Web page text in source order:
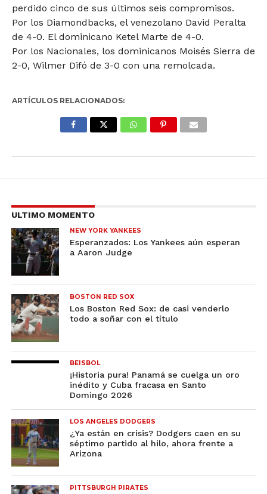
perdido cinco de sus últimos seis compromisos.
Por los Diamondbacks, el venezolano David Peralta
de 4-0. El dominicano Ketel Marte de 4-0.
Por los Nacionales, los dominicanos Moisés Sierra de
2-0, Wilmer Difó de 3-0 con una remolcada.
ARTÍCULOS RELACIONADOS:
ULTIMO MOMENTO
NEW YORK YANKEES
Esperanzados: Los Yankees aún esperan
a Aaron Judge
BOSTON RED SOX
Los Boston Red Sox: de casi venderlo
todo a soñar con el título
BEISBOL
¡Historia pura! Panamá se cuelga un oro
inédito y Cuba fracasa en Santo
Domingo 2026
LOS ANGELES DODGERS
¿Ya están en crisis? Dodgers caen en su
séptimo partido al hilo, ahora frente a
Arizona
PITTSBURGH PIRATES